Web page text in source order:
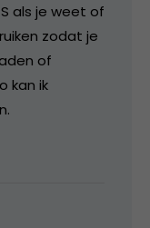
als je weet of
zodat je
of
kan ik